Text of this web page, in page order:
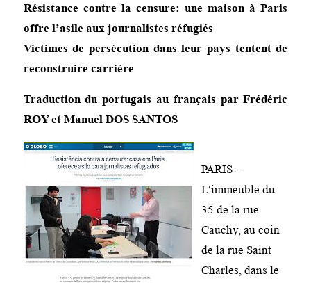
Résistance contre la censure: une maison à Paris
offre l’asile aux journalistes réfugiés
Victimes de persécution dans leur pays tentent de
reconstruire carrière
Traduction du portugais au français par Frédéric
ROY et Manuel DOS SANTOS
PARIS –
L’immeuble du
35 de la rue
Cauchy, au coin
de la rue Saint
Charles, dans le